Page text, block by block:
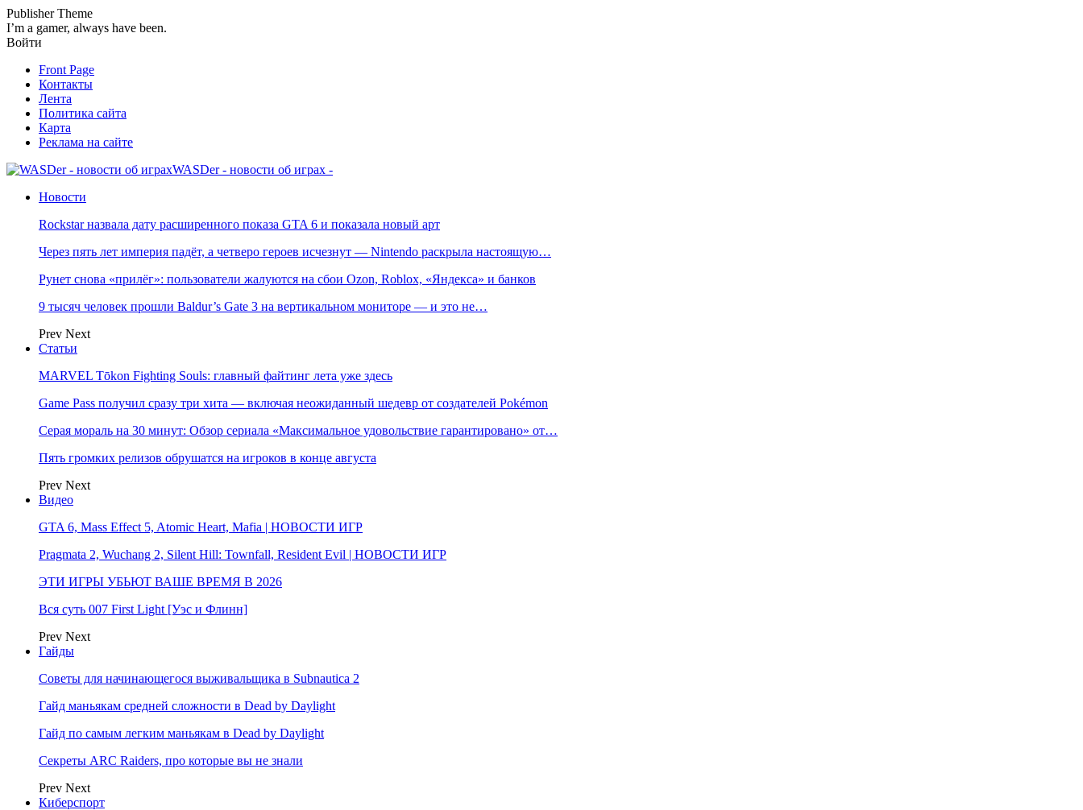
Publisher Theme
I’m a gamer, always have been.
Войти
Front Page
Контакты
Лента
Политика сайта
Карта
Реклама на сайте
WASDer - новости об играх -
Новости
Rockstar назвала дату расширенного показа GTA 6 и показала новый арт
Через пять лет империя падёт, а четверо героев исчезнут — Nintendo раскрыла настоящую…
Рунет снова «прилёг»: пользователи жалуются на сбои Ozon, Roblox, «Яндекса» и банков
9 тысяч человек прошли Baldur’s Gate 3 на вертикальном мониторе — и это не…
Prev Next
Статьи
MARVEL Tōkon Fighting Souls: главный файтинг лета уже здесь
Game Pass получил сразу три хита — включая неожиданный шедевр от создателей Pokémon
Серая мораль на 30 минут: Обзор сериала «Максимальное удовольствие гарантировано» от…
Пять громких релизов обрушатся на игроков в конце августа
Prev Next
Видео
GTA 6, Mass Effect 5, Atomic Heart, Mafia | НОВОСТИ ИГР
Pragmata 2, Wuchang 2, Silent Hill: Townfall, Resident Evil | НОВОСТИ ИГР
ЭТИ ИГРЫ УБЬЮТ ВАШЕ ВРЕМЯ В 2026
Вся суть 007 First Light [Уэс и Флинн]
Prev Next
Гайды
Советы для начинающегося выживальщика в Subnautica 2
Гайд маньякам средней сложности в Dead by Daylight
Гайд по самым легким маньякам в Dead by Daylight
Секреты ARC Raiders, про которые вы не знали
Prev Next
Киберспорт